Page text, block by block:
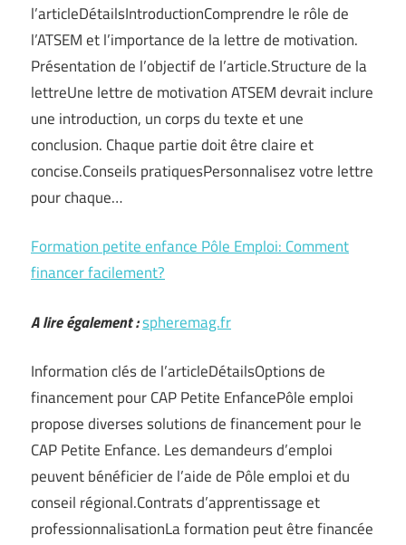
l’articleDétailsIntroductionComprendre le rôle de
l’ATSEM et l’importance de la lettre de motivation.
Présentation de l’objectif de l’article.Structure de la
lettreUne lettre de motivation ATSEM devrait inclure
une introduction, un corps du texte et une
conclusion. Chaque partie doit être claire et
concise.Conseils pratiquesPersonnalisez votre lettre
pour chaque…
Formation petite enfance Pôle Emploi: Comment
financer facilement?
A lire également :spheremag.fr
Information clés de l’articleDétailsOptions de
financement pour CAP Petite EnfancePôle emploi
propose diverses solutions de financement pour le
CAP Petite Enfance. Les demandeurs d’emploi
peuvent bénéficier de l’aide de Pôle emploi et du
conseil régional.Contrats d’apprentissage et
professionnalisationLa formation peut être financée